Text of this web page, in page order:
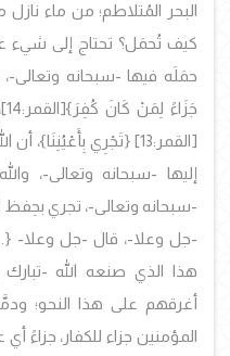
البحر المُتلاطم؛ من ماء
كيف تُحمَل؟ تحتاج إلى شيء
حمَلَه فيها -سبحانه وتعالى-
جَزَاءً لِمَنْ كَانَ كُفِرَ}[القمر:14]،
[القمر:13]
{تَجْرِي بِأَعْيُنِنَا}، أن
إليها -سبحانه وتعالى-،
-سبحانه وتعالى-، تجري بحِفظ
-جل وعلا-، قال -جل وعلا-
هذا الذي صنعه الله -تبارك
أغرقهم على هذا النحو؛
المؤمنين جزاء للكفار، جزاءً